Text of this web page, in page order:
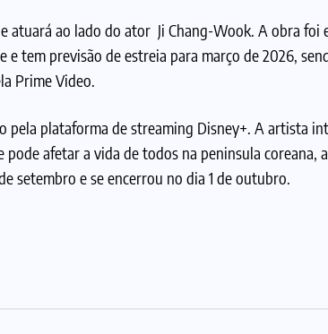
atuará ao lado do ator Ji Chang-Wook. A obra foi
tem previsão de estreia para março de 2026,
Prime Video.
pela plataforma de streaming Disney+. A artista
afetar a vida de todos na peninsula coreana,
setembro e se encerrou no dia 1 de outubro.